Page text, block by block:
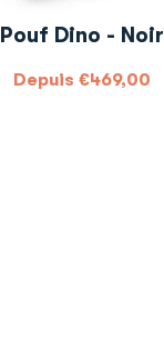
Pouf Dino - Noir
Depuis €469,00